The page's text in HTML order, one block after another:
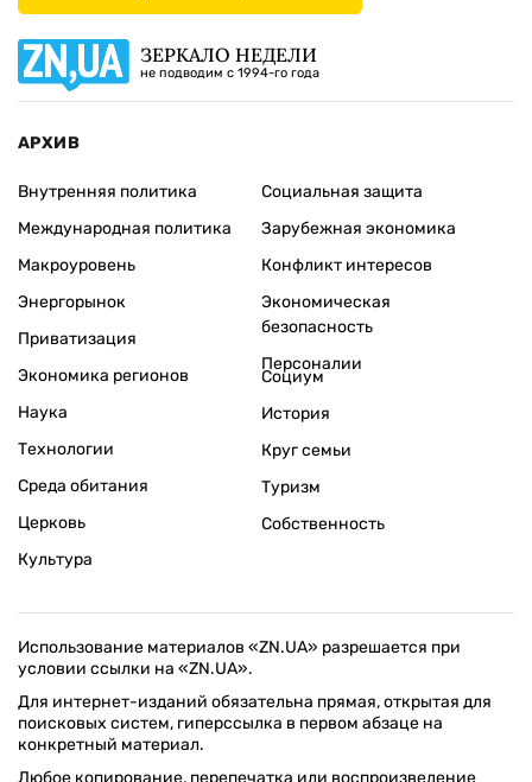
ЗЕРКАЛО НЕДЕЛИ
не подводим с 1994-го года
АРХИВ
Внутренняя политика
Международная политика
Макроуровень
Энергорынок
Приватизация
Экономика регионов
Социальная защита
Зарубежная экономика
Конфликт интересов
Экономическая
безопасность
Персоналии
Наука
Технологии
Среда обитания
Церковь
Культура
Социум
История
Круг семьи
Туризм
Собственность
Использование материалов «ZN.UA» разрешается при
условии ссылки на «ZN.UA».
Для интернет-изданий обязательна прямая, открытая для
поисковых систем, гиперссылка в первом абзаце на
конкретный материал.